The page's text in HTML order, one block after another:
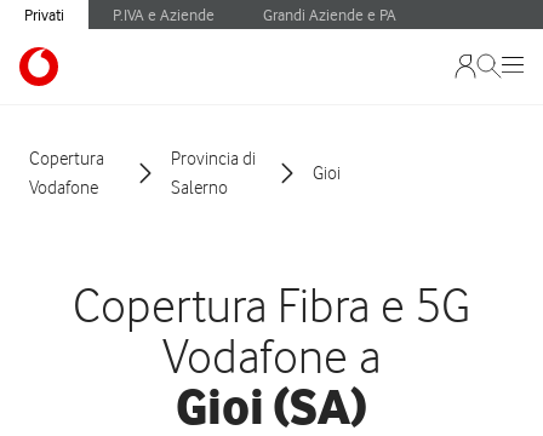
Privati P.IVA e Aziende Grandi Aziende e PA
Copertura
Vodafone
Provincia di
Salerno
Gioi
Copertura Fibra e 5G
Vodafone a
Gioi (SA)